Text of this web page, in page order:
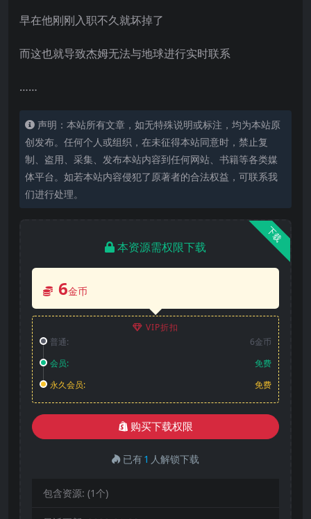
早在他刚刚入职不久就坏掉了
而这也就导致杰姆无法与地球进行实时联系
……
声明：本站所有文章，如无特殊说明或标注，均为本站原
创发布。任何个人或组织，在未征得本站同意时，禁止复
制、盗用、采集、发布本站内容到任何网站、书籍等各类媒
体平台。如若本站内容侵犯了原著者的合法权益，可联系我
们进行处理。
下载
本资源需权限下载
6金币
VIP折扣
普通:
6金币
会员:
免费
永久会员:
免费
购买下载权限
已有1 人解锁下载
包含资源: (1个)